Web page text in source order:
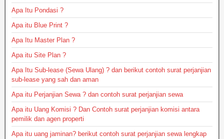
Apa Itu Pondasi ?
Apa itu Blue Print ?
Apa Itu Master Plan ?
Apa itu Site Plan ?
Apa Itu Sub-lease (Sewa Ulang) ? dan berikut contoh surat perjanjian
sub-lease yang sah dan aman
Apa itu Perjanjian Sewa ? dan contoh surat perjanjian sewa
Apa itu Uang Komisi ? Dan Contoh surat perjanjian komisi antara
pemilik dan agen properti
Apa itu uang jaminan? berikut contoh surat perjanjian sewa lengkap